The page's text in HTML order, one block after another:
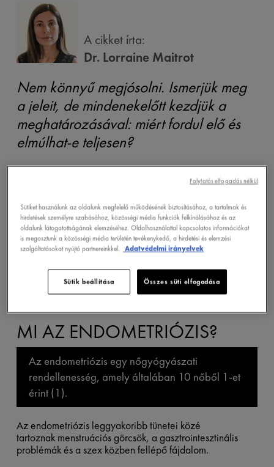
A cikket írta:
Dr. Lorraine Maitrot
Nem könnyű megjósolni. Ismerjük meg
a jeleit, de mindenekelőtt kezdjük a
meghatározásával: miért fordul elő és
elmúlhat-e teljesen?
MI AZ ENDOMETRIÓZIS?
Az endometriózis egy nőgyógyászati
rendellenesség, amely általában 10 nőből 1-et
érint (1).
Az endometriózis leggyakoribb tünetei közé
tartoznak menstruációs görcsök, a gasztrointesztinális
problémák és a szex közben fellépő fájdalom.
Sütiket használunk az oldalunk megfelelő működésének biztosításához, a tartalmak és
hirdetések személyre szabásához, közösségi média funkciók felkínálásához és az
oldalunk látogatottságának elemzéséhez. Oldalhasználattal kapcsolatos információkat
is megosztunk a közösségi média területén tevékenykedő, a hirdetési és elemzési
szolgáltatásokat nyújtó partnereinkkel.
Adatvédelmi irányelvek
Sütik beállítása Összes süti elfogadása
Folytatás elfogadás nélkül